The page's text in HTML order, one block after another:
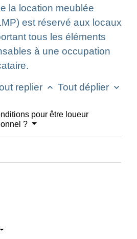
la location meublée
est réservé aux locaux
tous les éléments
à une occupation
replier keyboard_arrow_up Tout déplier keyboard_arrow_down
pour être loueur
?